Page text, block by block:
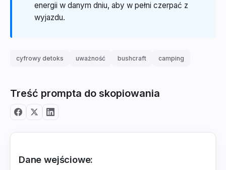
energii w danym dniu, aby w pełni czerpać z
wyjazdu.
cyfrowy detoks uważność bushcraft camping
Treść prompta do skopiowania
Dane wejściowe: